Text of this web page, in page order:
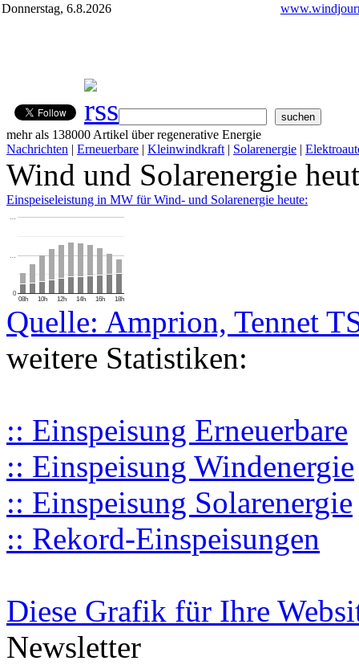
Donnerstag, 6.8.2026
mehr als 138000 Artikel über regenerative Energie
Nachrichten | Erneuerbare | Kleinwindkraft | Solarenergie |
Wind und Solarenergie
Einspeiseleistung in MW für Wind- und Solarenergie heute:
08h 10h 12h 14h 16h 18h
0
…
…
Quelle: Amprion, Tennet
weitere Statistiken:
:: Einspeisung Erneuerbare
:: Einspeisung Windenergie
:: Einspeisung Solarenergie
:: Rekord-Einspeisungen
Diese Grafik für Ihre
Newsletter